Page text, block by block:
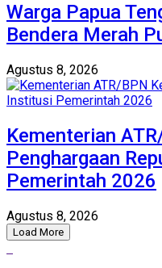
Warga Papua
Bendera Merah
Agustus 8, 2026
Kementerian
Penghargaan
Pemerintah 2026
Agustus 8, 2026
Load More